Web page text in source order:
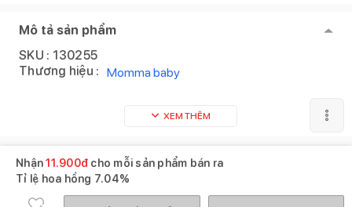
Mô tả sản phẩm
SKU : 130255
Thương hiệu : Momma baby
XEM THÊM
Nhận11.900đ cho mỗi sản phẩm bán ra
Tỉ lệ hoa hồng 7.04%